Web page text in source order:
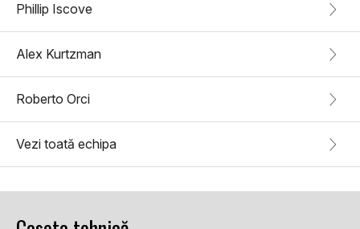
Phillip Iscove
Alex Kurtzman
Roberto Orci
Vezi toată echipa